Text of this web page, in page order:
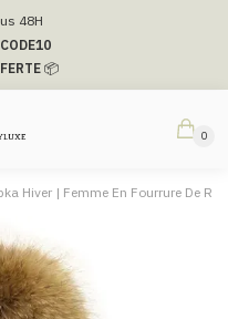
48H
CODE10
📦
0
Hiver | Femme En Fourrure De